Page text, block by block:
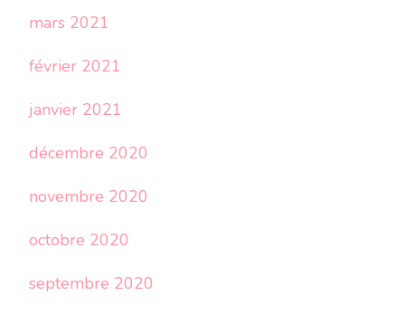
mars 2021
février 2021
janvier 2021
décembre 2020
novembre 2020
octobre 2020
septembre 2020